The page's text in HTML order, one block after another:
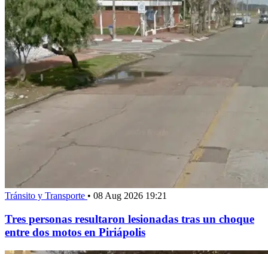
Tránsito y Transporte • 08 Aug 2026 19:21
Tres personas resultaron lesionadas tras un choque
entre dos motos en Piriápolis